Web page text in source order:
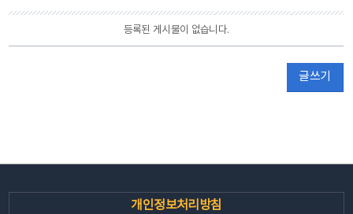
등록된 게시물이 없습니다.
글쓰기
개인정보처리방침